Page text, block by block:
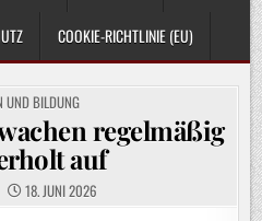
COOKIE-RICHTLINIE (EU)
UND BILDUNG
regelmäßig
auf
18. JUNI 2026